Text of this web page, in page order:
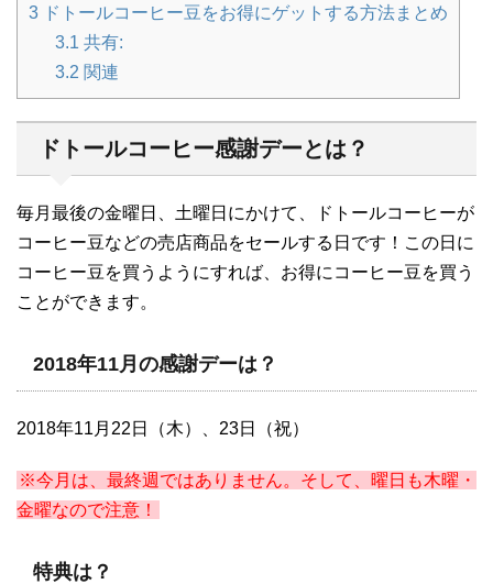
3 ドトールコーヒー豆をお得にゲットする方法まとめ
3.1 共有:
3.2 関連
ドトールコーヒー感謝デーとは？
毎月最後の金曜日、土曜日にかけて、ドトールコーヒーが
コーヒー豆などの売店商品をセールする日です！この日に
コーヒー豆を買うようにすれば、お得にコーヒー豆を買う
ことができます。
2018年11月の感謝デーは？
2018年11月22日（木）、23日（祝）
※今月は、最終週ではありません。そして、曜日も木曜・
金曜なので注意！
特典は？